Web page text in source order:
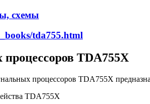
схемы
tda755.html
TDA755X
процессоров TDA755X
TDA755X